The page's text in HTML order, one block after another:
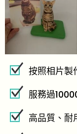
按照相片製
服務過
高品質、耐